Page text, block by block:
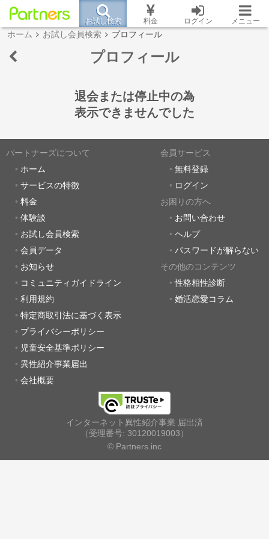
お試し検索 料金 ログイン メニュー
ホーム お試し会員検索 プロフィール
プロフィール
退会または停止中の為
表示できませんでした
パートナーズについて
ホーム
サービスの特徴
料金
体験談
お試し会員検索
会員データ
お知らせ
コミュニティガイドライン
利用規約
特定商取引法に基づく表示
プライバシーポリシー
児童安全基準ポリシー
異性紹介事業届出
会社概要
会員サービス
無料登録
ログイン
お困りの方へ
お問い合わせ
ヘルプ
パスワードが解らない
その他のコンテンツ
性格相性診断
婚活恋愛コラム
インターネット異性紹介事業 届出済
（受理番号: 30120019003）
© Partners.inc